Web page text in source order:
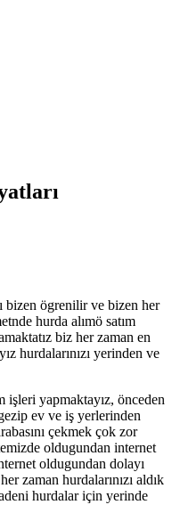
bizen ögrenilir ve bizen her
hurda alımö satım
biz her zaman en
hurdalarınızı yerinden ve
işleri yapmaktayız, önceden
ev ve iş yerlerinden
çekmek çok zor
oldugundan internet
oldugundan dolayı
zaman hurdalarınızı aldık
hurdalar için yerinde